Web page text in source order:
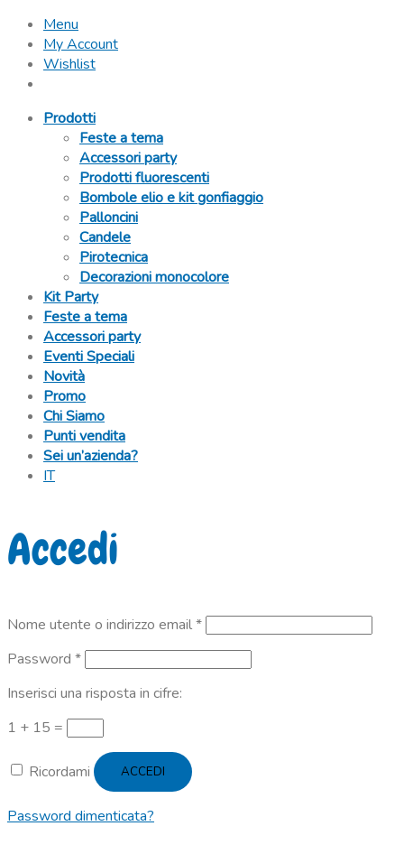
Menu
My Account
Wishlist
Prodotti
Feste a tema
Accessori party
Prodotti fluorescenti
Bombole elio e kit gonfiaggio
Palloncini
Candele
Pirotecnica
Decorazioni monocolore
Kit Party
Feste a tema
Accessori party
Eventi Speciali
Novità
Promo
Chi Siamo
Punti vendita
Sei un’azienda?
IT
Accedi
Nome utente o indirizzo email*Richiesto
Password *Richiesto
Inserisci una risposta in cifre:
1 + 15 =
Ricordami ACCEDI
Password dimenticata?